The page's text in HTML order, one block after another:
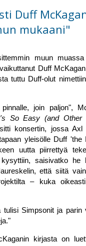
Duff
mukaani"
muun muassa
Duff
tuttu Duff-olut
join paljon",
So Easy (and Other
konsertin, jossa Axl
yleisölle Duff 'the
uutta piirrettyä
saisivatko he
että siitä
– kuka
Simpsonit ja parin
kirjasta on